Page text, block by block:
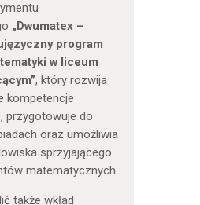
„Dwumatex –
program
w liceum
, który rozwija
kompetencje
przygotowuje do
oraz umożliwia
sprzyjającego
matematycznych..
także wkład